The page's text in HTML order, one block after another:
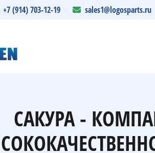
+7 (914) 703-12-19 sales1@logosparts.ru
САКУРА -